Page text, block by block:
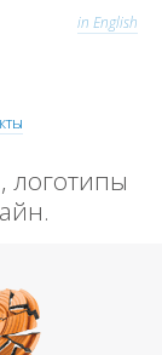
in English
логотипы